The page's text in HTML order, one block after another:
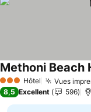
3 ÉtoilesHôtel Vues
Methoni Beach
8,5 Excellent 596